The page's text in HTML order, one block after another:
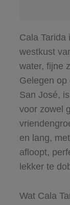
Cala Tarida
westkust
water, fijne
Gelegen op
San José,
voor zowel
en lang,
afloopt,
lekker te
Wat Cala